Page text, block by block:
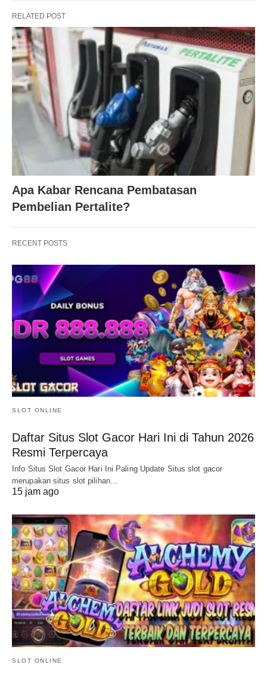
RELATED POST
Apa Kabar Rencana Pembatasan
Pembelian Pertalite?
RECENT POSTS
SLOT ONLINE
Daftar Situs Slot Gacor Hari Ini di Tahun 2026
Resmi Terpercaya
Info Situs Slot Gacor Hari Ini Paling Update Situs slot gacor
merupakan situs slot pilihan…
15 jam ago
SLOT ONLINE